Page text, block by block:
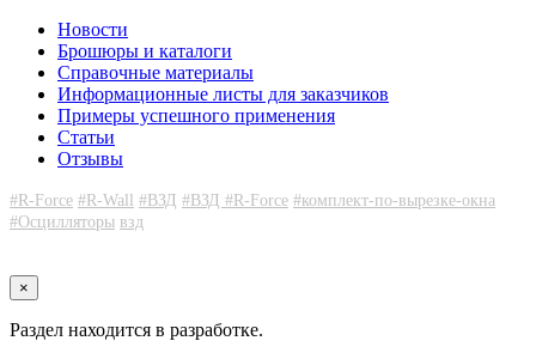
Новости
Брошюры и каталоги
Справочные материалы
Информационные листы для заказчиков
Примеры успешного применения
Статьи
Отзывы
#R-Force #R-Wall #ВЗД #ВЗД #R-Force #комплект-по-вырезке-окна
#Осцилляторы взд
×
Раздел находится в разработке.